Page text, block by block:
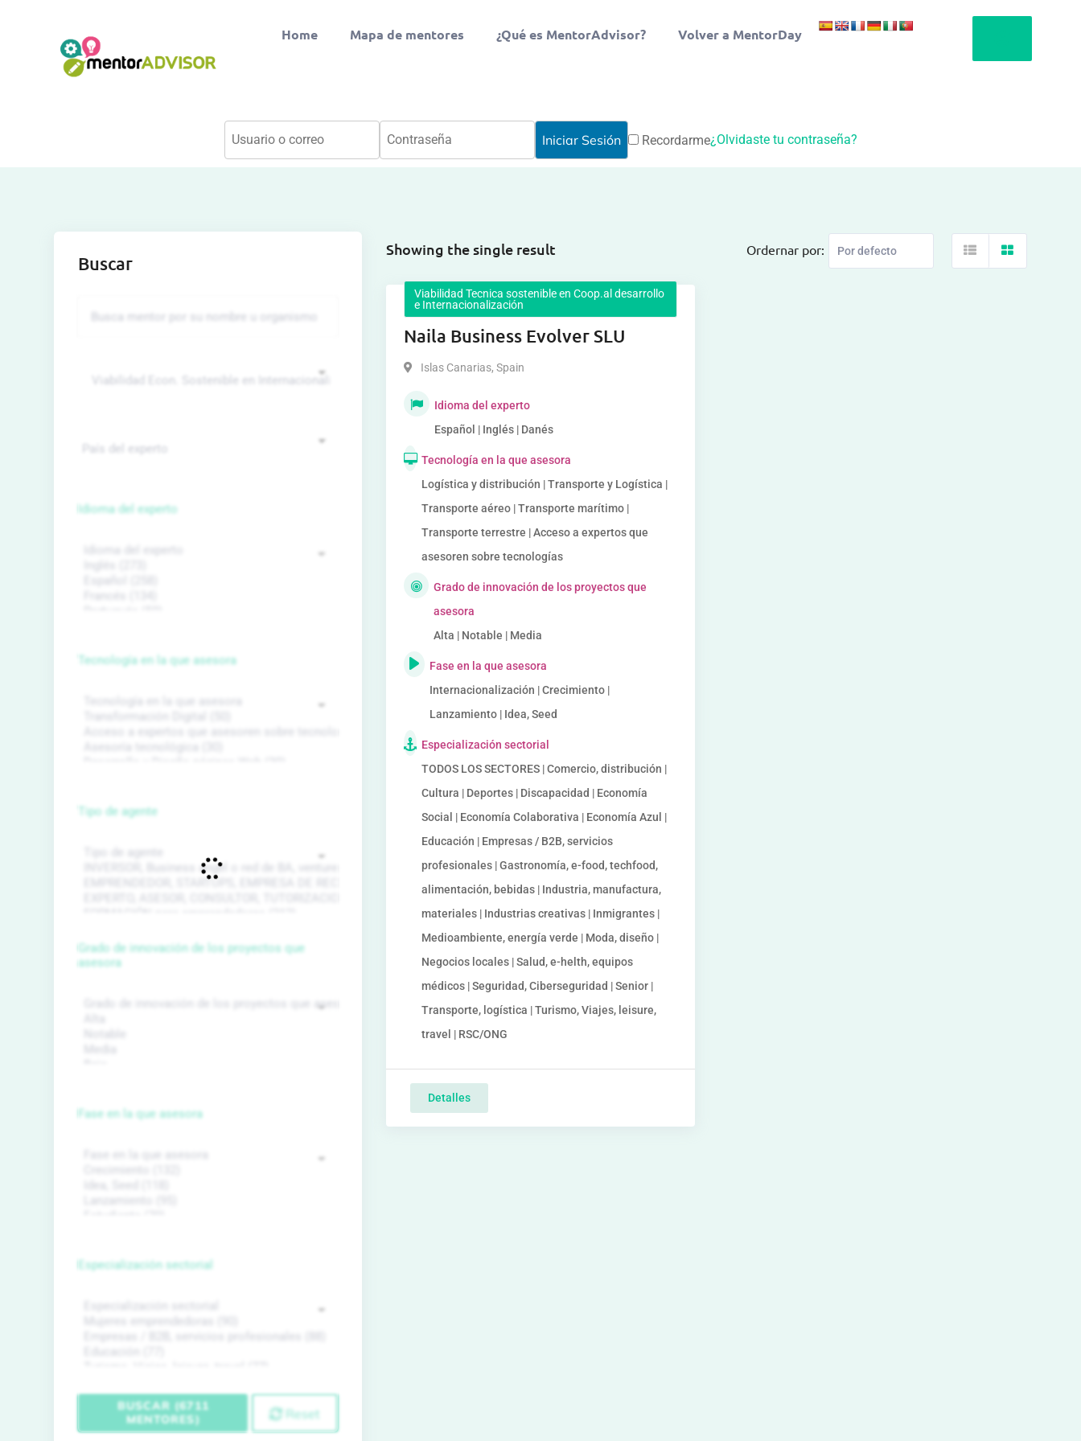
Home Mapa de mentores ¿Qué es MentorAdvisor? Volver a MentorDay
Recordarme¿Olvidaste tu contraseña?
Showing the single result Ordernar por:
Viabilidad Tecnica sostenible en Coop.al desarrollo
e Internacionalización
Naila Business Evolver SLU
Islas Canarias, Spain
Idioma del experto
Español | Inglés | Danés
Tecnología en la que asesora
Logística y distribución | Transporte y Logística |
Transporte aéreo | Transporte marítimo |
Transporte terrestre | Acceso a expertos que
asesoren sobre tecnologías
Grado de innovación de los proyectos que
asesora
Alta | Notable | Media
Fase en la que asesora
Internacionalización | Crecimiento |
Lanzamiento | Idea, Seed
Especialización sectorial
TODOS LOS SECTORES | Comercio, distribución |
Cultura | Deportes | Discapacidad | Economía
Social | Economía Colaborativa | Economía Azul |
Educación | Empresas / B2B, servicios
profesionales | Gastronomía, e-food, techfood,
alimentación, bebidas | Industria, manufactura,
materiales | Industrias creativas | Inmigrantes |
Medioambiente, energía verde | Moda, diseño |
Negocios locales | Salud, e-helth, equipos
médicos | Seguridad, Ciberseguridad | Senior |
Transporte, logística | Turismo, Viajes, leisure,
travel | RSC/ONG
Detalles
Buscar
Idioma del experto
Tecnología en la que asesora
Tipo de agente
Grado de innovación de los proyectos que
asesora
Fase en la que asesora
Especialización sectorial
BUSCAR (6711
MENTORES)
Reset